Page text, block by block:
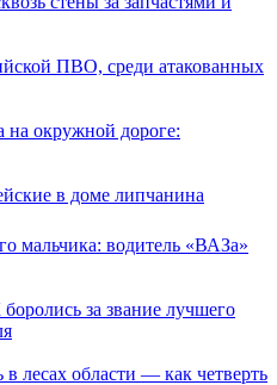
ПВО, среди атакованных
на окружной дороге:
в доме липчанина
мальчика: водитель «ВАЗа»
за звание лучшего
в лесах области — как четверть